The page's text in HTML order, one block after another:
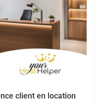
client en location